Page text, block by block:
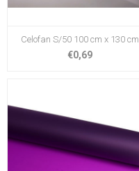
Celofan S/50 100 cm x 130 cm
€0,69